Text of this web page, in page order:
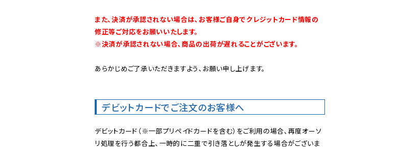
また、決済が承認されない場合は、お客様ご自身でクレジットカード情報の
修正等ご対応をお願いいたします。
※決済が承認されない場合、商品の出荷が遅れることがございます。
あらかじめご了承いただきますよう、お願い申し上げます。
デビットカードでご注文のお客様へ
デビットカード（※一部プリペイドカードを含む）をご利用の場合、再度オーソ
リ処理を行う都合上、一時的に二重で引き落としが発生する場合がございま